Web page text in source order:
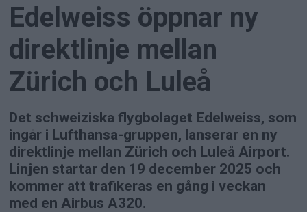
Edelweiss öppnar ny
direktlinje mellan
Zürich och Luleå
Det schweiziska flygbolaget Edelweiss, som
ingår i Lufthansa-gruppen, lanserar en ny
direktlinje mellan Zürich och Luleå Airport.
Linjen startar den 19 december 2025 och
kommer att trafikeras en gång i veckan
med en Airbus A320.